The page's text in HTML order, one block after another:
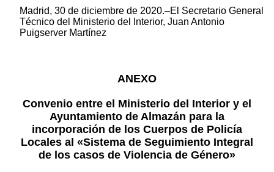
Madrid, 30 de diciembre de 2020.–El Secretario General
Técnico del Ministerio del Interior, Juan Antonio
Puigserver Martínez
ANEXO
Convenio entre el Ministerio del Interior y el
Ayuntamiento de Almazán para la
incorporación de los Cuerpos de Policía
Locales al «Sistema de Seguimiento Integral
de los casos de Violencia de Género»